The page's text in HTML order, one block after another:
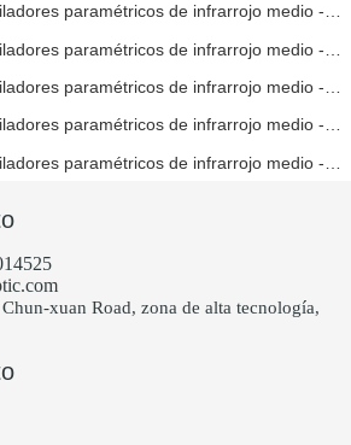
Investigación sobre osciladores paramétricos de infrarrojo medio - Parte 06
Investigación sobre osciladores paramétricos de infrarrojo medio - Parte 03
xuan Road, zona de alta tecnología,